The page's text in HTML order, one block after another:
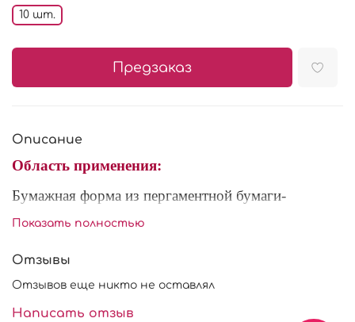
10 шт.
Предзаказ
Описание
Область применения:
Бумажная форма из пергаментной бумаги-
используется для выпечки маффинов, кексов и
при подаче и транспортировки.
Показать полностью
Отзывы
Отзывов еще никто не оставлял
Написать отзыв